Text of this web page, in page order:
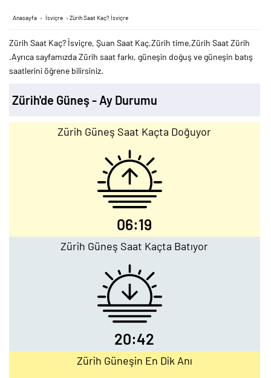
Anasayfa › İsviçre › Zürih Saat Kaç? İsviçre
Zürih Saat Kaç? İsviçre, Şuan Saat Kaç,Zürih time,Zürih Saat Zürih
.Ayrıca sayfamızda Zürih saat farkı, güneşin doğuş ve güneşin batış
saatlerini öğrene bilirsiniz.
Zürih'de Güneş - Ay Durumu
Zürih Güneş Saat Kaçta Doğuyor
06:19
Zürih Güneş Saat Kaçta Batıyor
20:42
Zürih Güneşin En Dik Anı